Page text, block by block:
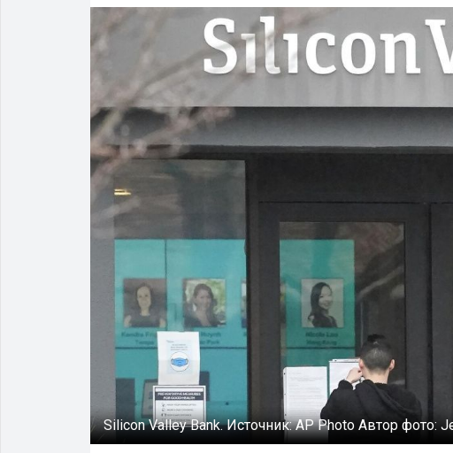
Silicon Valley Bank.Источник:AP Photo Автор фото: